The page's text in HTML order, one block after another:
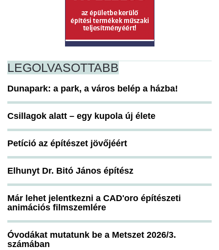
LEGOLVASOTTABB
Dunapark: a park, a város belép a házba!
Csillagok alatt – egy kupola új élete
Petíció az építészet jövőjéért
Elhunyt Dr. Bitó János építész
Már lehet jelentkezni a CAD'oro építészeti
animációs filmszemlére
Óvodákat mutatunk be a Metszet 2026/3.
számában